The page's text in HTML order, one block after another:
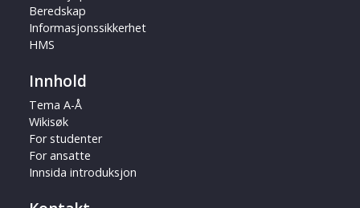
Beredskap
Informasjonssikkerhet
HMS
Innhold
Tema A-Å
Wikisøk
For studenter
For ansatte
Innsida introduksjon